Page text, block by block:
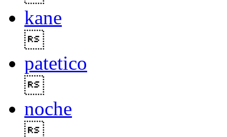
kane
patetico
noche